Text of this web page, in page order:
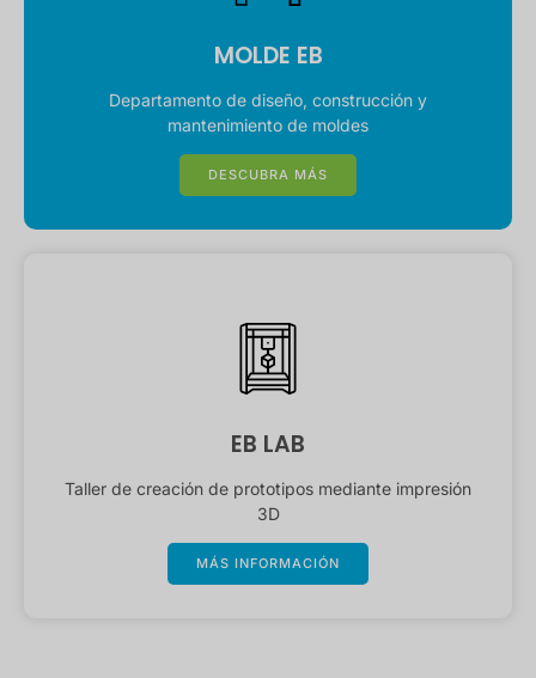
MOLDE EB
Departamento de diseño, construcción y
mantenimiento de moldes
DESCUBRA MÁS
EB LAB
Taller de creación de prototipos mediante impresión
3D
MÁS INFORMACIÓN